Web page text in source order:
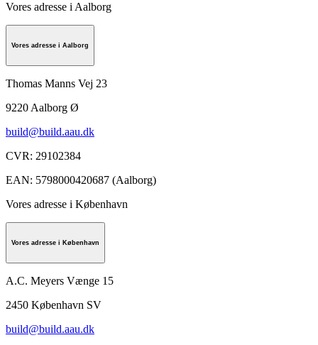
Vores adresse i Aalborg
Vores adresse i Aalborg
Thomas Manns Vej 23
9220 Aalborg Ø
build@build.aau.dk
CVR: 29102384
EAN: 5798000420687 (Aalborg)
Vores adresse i København
Vores adresse i København
A.C. Meyers Vænge 15
2450 København SV
build@build.aau.dk